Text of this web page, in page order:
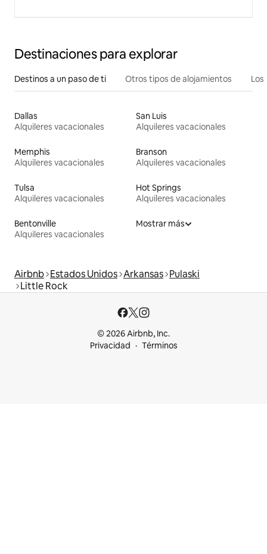
Destinaciones para explorar
Destinos a un paso de ti Otros tipos de alojamientos
Dallas
Alquileres vacacionales
San Luis
Alquileres vacacionales
Memphis
Alquileres vacacionales
Branson
Alquileres vacacionales
Tulsa
Alquileres vacacionales
Hot Springs
Alquileres vacacionales
Bentonville
Alquileres vacacionales
Mostrar más
Airbnb Estados Unidos Arkansas Pulaski
Little Rock
© 2026 Airbnb, Inc.
Privacidad
Términos